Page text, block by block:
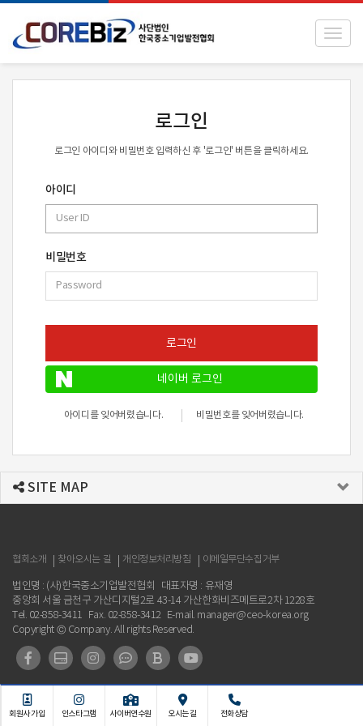
로그인
로그인 아이디와 비밀번호 입력하신 후 '로그인' 버튼을 클릭하세요.
아이디
비밀번호
로그인
네이버 로그인
아이디를 잊어버렸습니다. 비밀번호를 잊어버렸습니다.
SITE MAP
협회소개 찾아오시는 길 개인정보처리방침 이메일무단수집거부
법인명 : (사)한국중소기업발전협회
대표자명 : 유재영
중앙회 서울 금천구 가산디지털2로 43-14 가산한화비즈메트로2차 1228호
Tel. 02-858-3411 Fax. 02-858-3412 E-mail. manager@ceo-korea.org
Copyright © Company. All rights Reserved.
회원사 가입 인스타그램 사이버연수원 오시는 길 전화상담